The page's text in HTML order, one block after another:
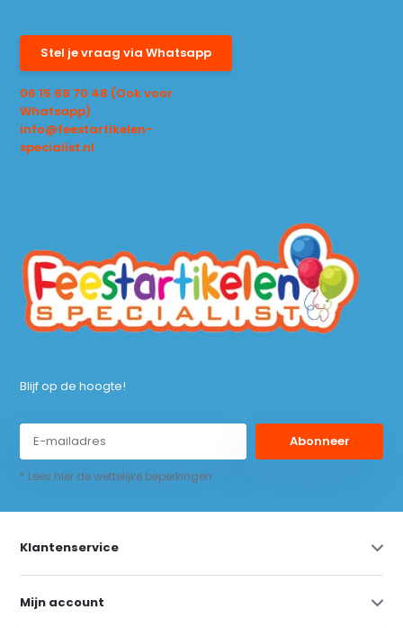
Stel je vraag via Whatsapp
06 15 68 70 48 (Ook voor
Whatsapp)
info@feestartikelen-
specialist.nl
Blijf op de hoogte!
Abonneer
* Lees hier de wettelijke beperkingen
Klantenservice
Mijn account